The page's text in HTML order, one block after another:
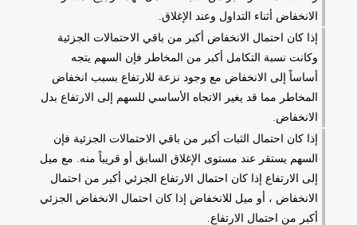
الانخفاض أثناء التداول وعند الإغلاق.
إذا كان احتمال الانخفاض أكبر من باقي الاحتمالات الجزئية
وكانت نسبة التكامل أكبر من المخاطر فإن السهم يتجه
أساساً إلى الانخفاض مع وجود نزعة للارتفاع بسبب انخفاض
المخاطر مما قد يغير الاتجاه الأساسي للسهم إلى الارتفاع بدل
الانخفاض.
إذا كان احتمال الثبات أكبر من باقي الاحتمالات الجزئية فإن
السهم يستقر عند مستوى الإغلاق السابق أو قريباً منه. مع ميل
إلى الارتفاع إذا كان احتمال الارتفاع الجزئي أكبر من احتمال
الانخفاض ، أو ميل للانخفاض إذا كان احتمال الانخفاض الجزئي
أكبر من احتمال الارتفاع.